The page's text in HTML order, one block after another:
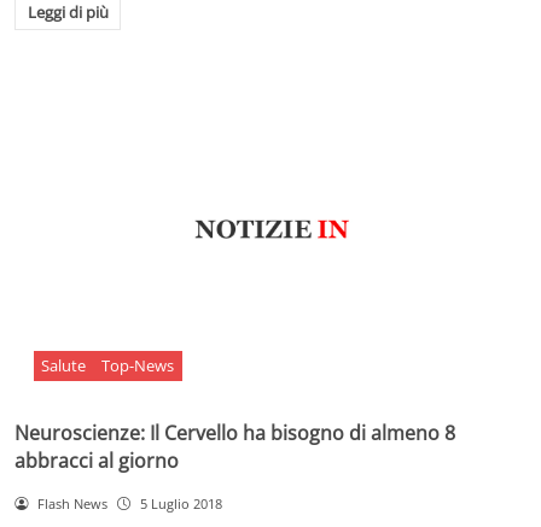
Leggi di più
Salute Top-News
Neuroscienze: Il Cervello ha bisogno di almeno 8
abbracci al giorno
Flash News 5 Luglio 2018